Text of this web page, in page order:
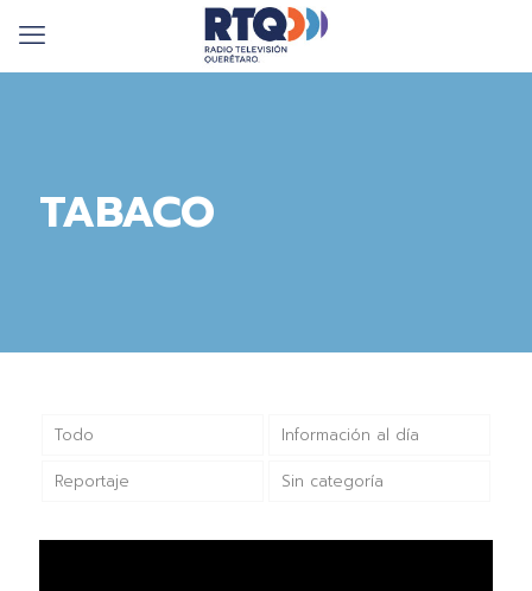
TABACO
Todo Información al día
Reportaje Sin categoría